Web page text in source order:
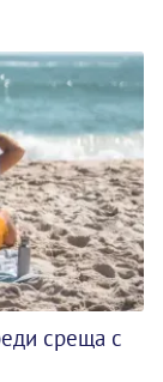
среща с